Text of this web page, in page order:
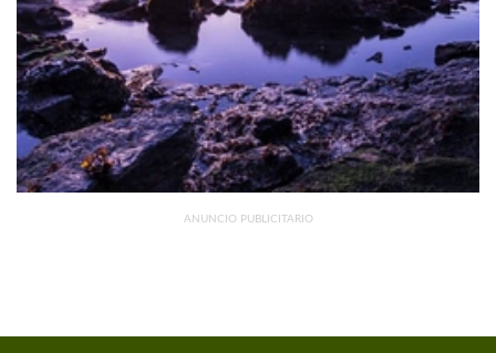
ANUNCIO PUBLICITARIO